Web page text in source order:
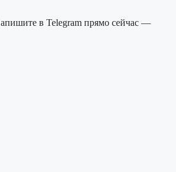
в Telegram прямо сейчас —